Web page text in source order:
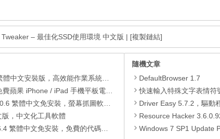
Tweaker – 最佳化SSD使用環境 中文版 | [複製鏈結]
文安裝版，高效能作業系統清理軟體
iPhone / iPad 手機平板電腦管理備份還原軟體
中文免安裝，螢幕抓圖軟體，1.3.315 安裝版
，中文化工具軟體
體中文免安裝，免費的代碼編輯器
隨機文章
DefaultBrowser 1.7
快速輸入特殊文字表情符
Driver Easy 5.7.2，驅動
Resource Hacker 3.6.0.92
Windows 7 SP1 Update